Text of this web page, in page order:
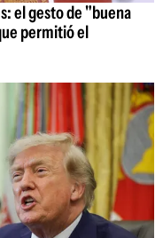
el gesto de "buena
permitió el